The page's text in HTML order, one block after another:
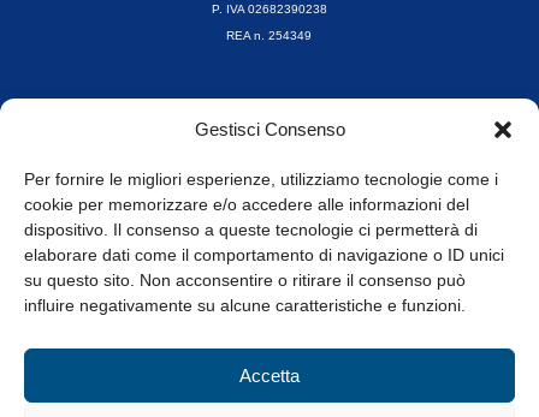
Gestisci Consenso
Per fornire le migliori esperienze, utilizziamo tecnologie come i
cookie per memorizzare e/o accedere alle informazioni del
dispositivo. Il consenso a queste tecnologie ci permetterà di
elaborare dati come il comportamento di navigazione o ID unici
su questo sito. Non acconsentire o ritirare il consenso può
influire negativamente su alcune caratteristiche e funzioni.
Accetta
P. IVA 02682390238
REA n. 254349
Orari di apertura
8.30-13.00 / 14.00-17.30
Whistleblowing
© Tutti i diritti riservati
Privacy Policy e Cookie|Informativa Cookie